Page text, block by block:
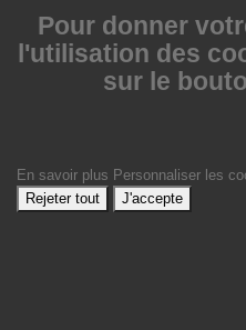
Pour donner
l'utilisation des
sur le
En savoir plus Personnaliser les
Rejeter tout
J'accepte